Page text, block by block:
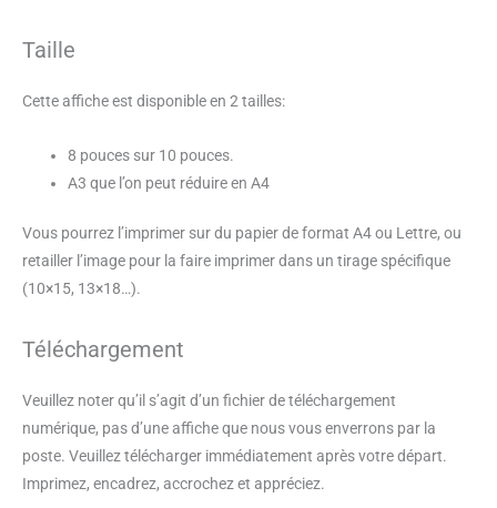
Taille
Cette affiche est disponible en 2 tailles:
8 pouces sur 10 pouces.
A3 que l’on peut réduire en A4
Vous pourrez l’imprimer sur du papier de format A4 ou Lettre, ou
retailler l’image pour la faire imprimer dans un tirage spécifique
(10×15, 13×18…).
Téléchargement
Veuillez noter qu’il s’agit d’un fichier de téléchargement
numérique, pas d’une affiche que nous vous enverrons par la
poste. Veuillez télécharger immédiatement après votre départ.
Imprimez, encadrez, accrochez et appréciez.